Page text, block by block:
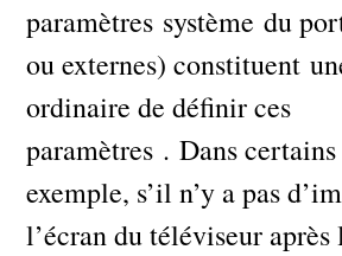
paramètres système du
ou externes) constituent
ordinaire de définir ces
paramètres . Dans
exemple, s’il n’y a pas
l’écran du téléviseur